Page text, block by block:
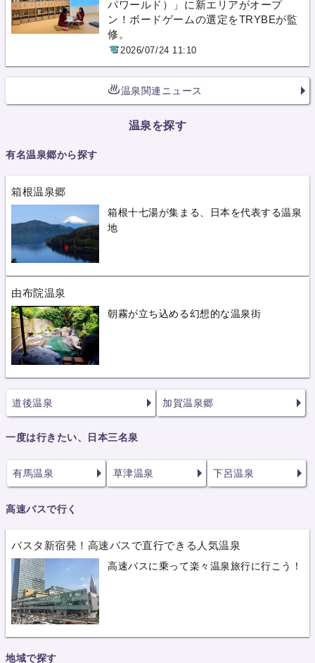
パワールド）」に新エリアがオープ
ン！ボードゲームの選定をTRYBEが監
修。
2026/07/24 11:10
温泉関連ニュース
温泉を探す
有名温泉郷から探す
箱根温泉郷
箱根十七湯が集まる、日本を代表する温泉
地
由布院温泉
朝霧が立ち込める幻想的な温泉街
道後温泉 加賀温泉郷
一度は行きたい、日本三名泉
有馬温泉 草津温泉 下呂温泉
高速バスで行く
バスタ新宿発！高速バスで直行できる人気温泉
高速バスに乗って楽々温泉旅行に行こう！
地域で探す